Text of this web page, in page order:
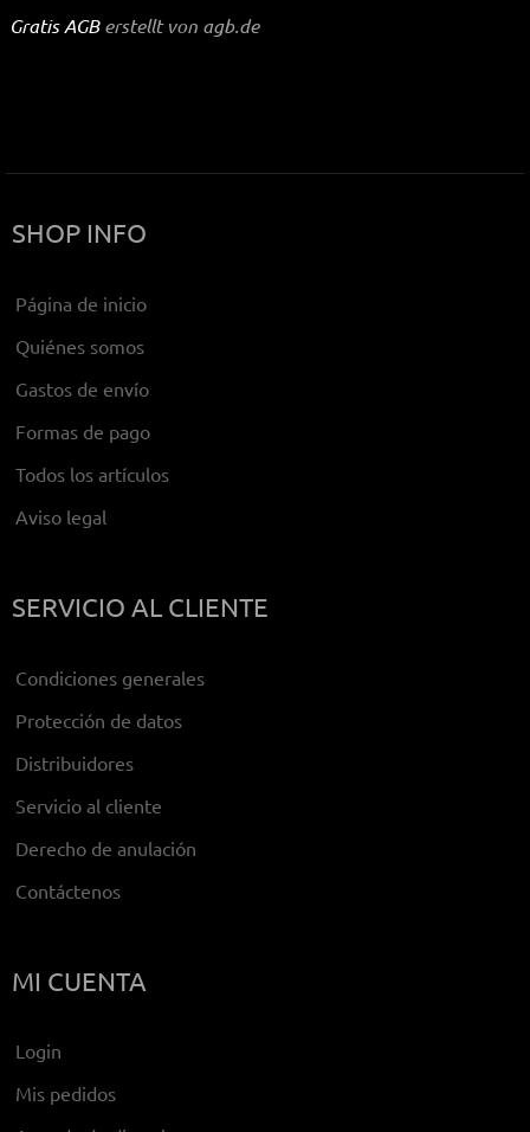
Gratis AGBerstellt von agb.de
SHOP INFO
Página de inicio
Quiénes somos
Gastos de envío
Formas de pago
Todos los artículos
Aviso legal
SERVICIO AL CLIENTE
Condiciones generales
Protección de datos
Distribuidores
Servicio al cliente
Derecho de anulación
Contáctenos
MI CUENTA
Login
Mis pedidos